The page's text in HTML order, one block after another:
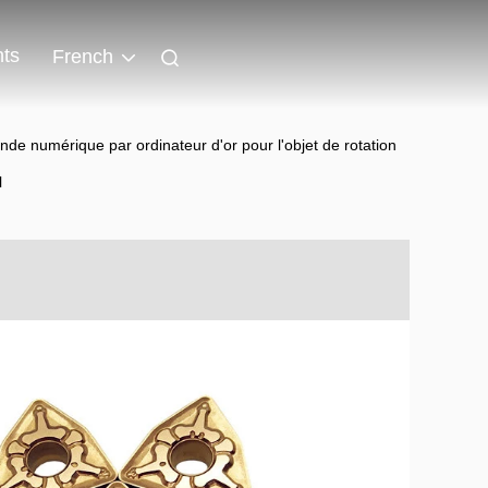
French
numérique par ordinateur d'or pour l'objet de rotation